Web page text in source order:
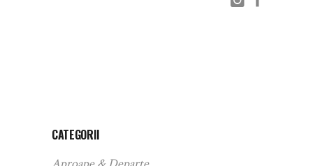
CATEGORII